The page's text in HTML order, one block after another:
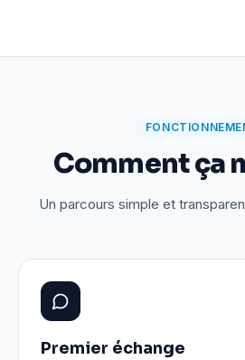
Comment ça
Un parcours simple et
Premier échange